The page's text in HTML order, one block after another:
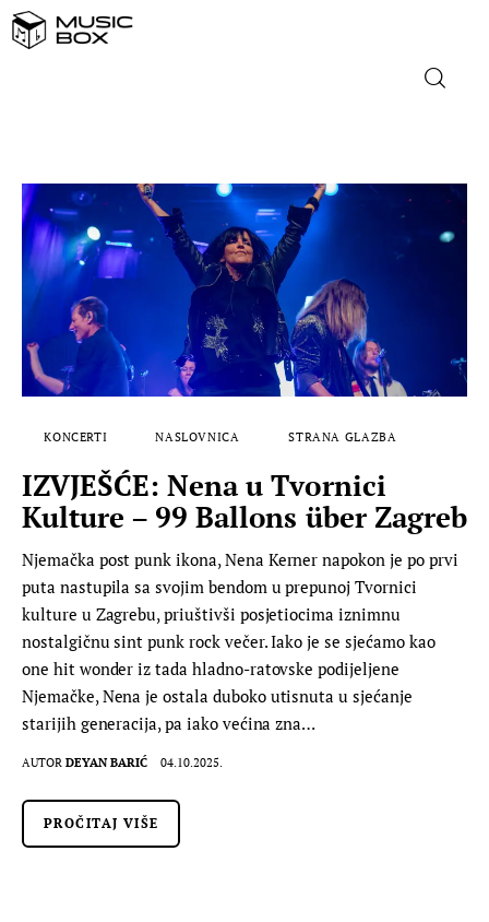
DOMAĆA GLAZBA
STRANA GLAZBA
FILM
MUSIC BOX
KONCERTI NASLOVNICA STRANA GLAZBA
IZVJEŠĆE: Nena u Tvornici
Kulture – 99 Ballons über Zagreb
Njemačka post punk ikona, Nena Kerner napokon je po prvi
puta nastupila sa svojim bendom u prepunoj Tvornici
kulture u Zagrebu, priuštivši posjetiocima iznimnu
nostalgičnu sint punk rock večer. Iako je se sjećamo kao
one hit wonder iz tada hladno-ratovske podijeljene
Njemačke, Nena je ostala duboko utisnuta u sjećanje
starijih generacija, pa iako većina zna…
AUTOR DEYAN BARIĆ 04.10.2025.
PROČITAJ VIŠE